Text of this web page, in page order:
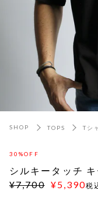
SHOP TOPS Tシ
30%OFF
シルキータッチ
¥7,700 ¥5,390税